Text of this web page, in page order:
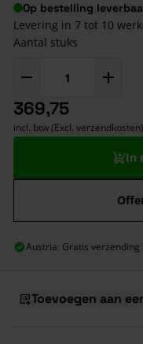
Op bestelling
Levering in 7 tot 10
Aantal stuks
369,75
incl. btw (Excl. verzendkosten)
In
Austria: Gratis verzending
Toevoegen aan